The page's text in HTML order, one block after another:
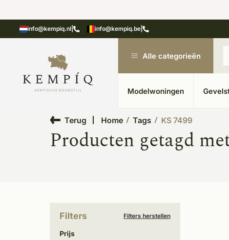
info@kempiq.nl info@kempiq.be
in Kesteren Unieke materialen in kempische
Alle categorieën
Modelwoningen
Terug Home Tags KS 7499
Producten getagd
Filters Filters herstellen
Prijs